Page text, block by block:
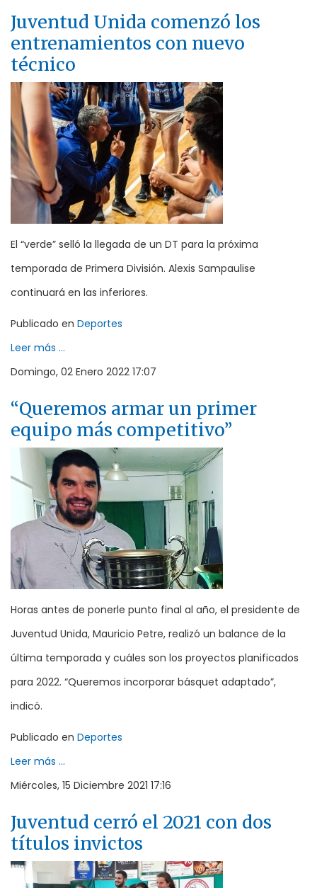
Juventud Unida comenzó los
entrenamientos con nuevo
técnico
El “verde” selló la llegada de un DT para la próxima
temporada de Primera División. Alexis Sampaulise
continuará en las inferiores.
Publicado en Deportes
Leer más ...
Domingo, 02 Enero 2022 17:07
“Queremos armar un primer
equipo más competitivo”
Horas antes de ponerle punto final al año, el presidente de
Juventud Unida, Mauricio Petre, realizó un balance de la
última temporada y cuáles son los proyectos planificados
para 2022. “Queremos incorporar básquet adaptado”,
indicó.
Publicado en Deportes
Leer más ...
Miércoles, 15 Diciembre 2021 17:16
Juventud cerró el 2021 con dos
títulos invictos